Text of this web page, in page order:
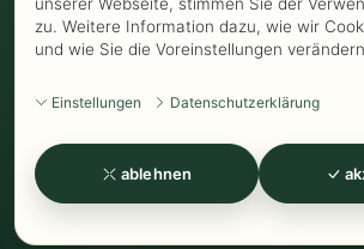
zu. Weitere Information dazu, wie wir
und wie Sie die Voreinstellungen
Einstellungen Datenschutzerklärung
ablehnen
Vertrag widerrufen
AGB Biozertifizierung - Datenschutz
Widerrufsformular-Zahlung
www.Kathrins-Teeladen.de -